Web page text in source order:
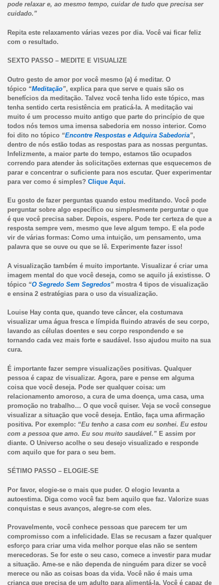
pode relaxar e, ao mesmo tempo, cuidar de tudo que precisa ser
cuidado.”
Repita este relaxamento várias vezes por dia. Você vai ficar feliz
com o resultado.
SEXTO PASSO – MEDITE E VISUALIZE
Outro gesto de amor por você mesmo (a) é meditar. O
tópico “Meditação”, explica para que serve e quais são os
benefícios da meditação. Talvez você tenha lido este tópico, mas
tenha sentido certa resistência em praticá-la. A meditação vai
muito é um processo muito antigo que parte do princípio de que
todos nós temos uma imensa sabedoria em nosso interior. Como
foi dito no tópico “Encontre Respostas e Adquira Sabedoria”,
dentro de nós estão todas as respostas para as nossas perguntas.
Infelizmente, a maior parte do tempo, estamos tão ocupados
correndo para atender às solicitações externas que esquecemos de
parar e concentrar o suficiente para nos escutar. Quer experimentar
para ver como é simples? Clique Aqui.
Eu gosto de fazer perguntas quando estou meditando. Você pode
perguntar sobre algo específico ou simplesmente perguntar o que
é que você precisa saber. Depois, espere. Pode ter certeza de que a
resposta sempre vem, mesmo que leve algum tempo. E ela pode
vir de várias formas: Como uma intuição, um pensamento, uma
palavra que se ouve ou que se lê. Experimente fazer isso!
A visualização também é muito importante. Visualizar é criar uma
imagem mental do que você deseja, como se aquilo já existisse. O
tópico “O Segredo Sem Segredos”mostra 4 tipos de visualização
e ensina 2 estratégias para o uso da visualização.
Louise Hay conta que, quando teve câncer, ela costumava
visualizar uma água fresca e límpida fluindo através de seu corpo,
lavando as células doentes e seu corpo respondendo e se
tornando cada vez mais forte e saudável. Isso ajudou muito na sua
cura.
É importante fazer sempre visualizações positivas. Qualquer
pessoa é capaz de visualizar. Agora, pare e pense em alguma
coisa que você deseja. Pode ser qualquer coisa: um
relacionamento amoroso, a cura de uma doença, uma casa, uma
promoção no trabalho… O que você quiser. Veja se você consegue
visualizar a situação que você deseja. Então, faça uma afirmação
positiva. Por exemplo: “Eu tenho a casa com eu sonhei. Eu estou
com a pessoa que amo. Eu sou muito saudável.” E assim por
diante. O Universo acolhe o seu desejo visualizado e responde
com aquilo que for para o seu bem.
SÉTIMO PASSO – ELOGIE-SE
Por favor, elogie-se o mais que puder. O elogio levanta a
autoestima. Diga como você faz bem aquilo que faz. Valorize suas
conquistas e seus avanços, alegre-se com eles.
Provavelmente, você conhece pessoas que parecem ter um
compromisso com a infelicidade. Elas se recusam a fazer qualquer
esforço para criar uma vida melhor porque elas não se sentem
merecedoras. Se for este o seu caso, comece a investir para mudar
a situação. Ame-se e não dependa de ninguém para dizer se você
merece ou não as coisas boas da vida. Você não é mais uma
criança que precisa de um adulto para alimentá-la. Você é capaz de